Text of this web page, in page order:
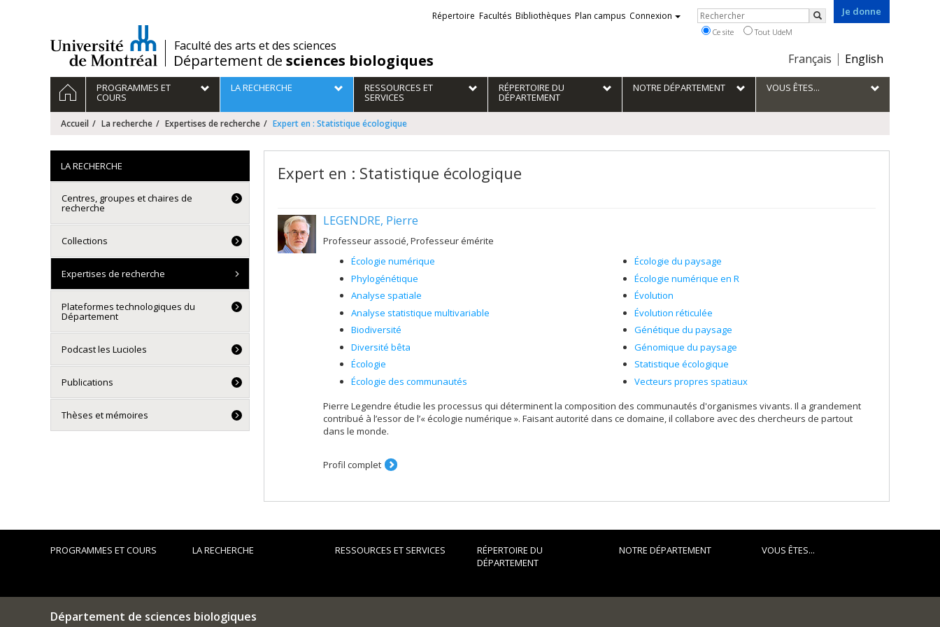
/Faculté des arts et des sciences
Département de sciences biologiques
Je donne
Choix
la
langue
Français English
Liens
externes
Répertoire Facultés Bibliothèques Plan campus Connexion Rechercher
Rechercher
Ce site Tout UdeM
Navigation
principale
ACCUEILPROGRAMMES ET
COURS
LA RECHERCHE RESSOURCES ET
SERVICES
RÉPERTOIRE DU
DÉPARTEMENT
NOTRE DÉPARTEMENT VOUS ÊTES...
Accueil La recherche Expertises de recherche Expert en : Statistique écologique
Expert en : Statistique écologique
LEGENDRE, Pierre
Professeur associé, Professeur émérite
Écologie numérique
Phylogénétique
Analyse spatiale
Analyse statistique multivariable
Biodiversité
Diversité bêta
Écologie
Écologie des communautés
Écologie du paysage
Écologie numérique en R
Évolution
Évolution réticulée
Génétique du paysage
Génomique du paysage
Statistique écologique
Vecteurs propres spatiaux
Pierre Legendre étudie les processus qui déterminent la composition des communautés d'organismes vivants. Il a grandement
contribué à l’essor de l’« écologie numérique ». Faisant autorité dans ce domaine, il collabore avec des chercheurs de partout
dans le monde.
Profil complet
LA RECHERCHE
Centres, groupes et chaires de
recherche
Collections
Expertises de recherche
Plateformes technologiques du
Département
Podcast les Lucioles
Publications
Thèses et mémoires
PROGRAMMES ET COURS LA RECHERCHE RESSOURCES ET SERVICES
RÉPERTOIRE DU
DÉPARTEMENT
NOTRE DÉPARTEMENT VOUS ÊTES...
Département de sciences biologiques